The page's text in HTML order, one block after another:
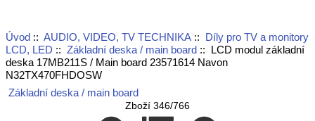
Úvod:: AUDIO, VIDEO, TV TECHNIKA:: Díly pro TV a monitory
LCD, LED :: Základní deska / main board:: LCD modul základní
deska 17MB211S / Main board 23571614 Navon
N32TX470FHDOSW
Základní deska / main board
Zboží 346/766